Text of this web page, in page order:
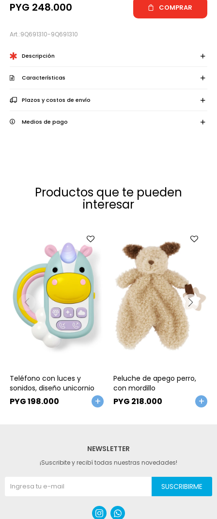
9Q691310-9Q691310
PYG 248.000 COMPRAR
Descripción
Características
Plazos y costos de envío
Medios de pago
Productos que te pueden
interesar
Teléfono con luces y
sonidos, diseño unicornio
PYG198.000
Peluche de apego perro,
con mordillo
PYG 218.000
NEWSLETTER
¡Suscribite y recibí todas nuestras novedades!
SUSCRIBIRME
 